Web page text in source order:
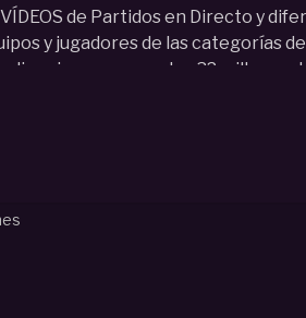
de Partidos en Directo y
y jugadores de las categorías
que supera los 32 millones